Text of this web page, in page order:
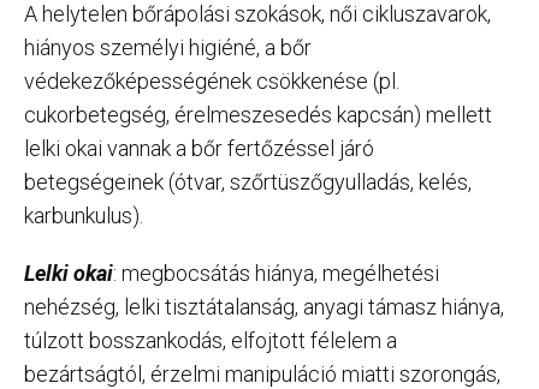
A helytelen bőrápolási szokások, női cikluszavarok,
hiányos személyi higiéné, a bőr
védekezőképességének csökkenése (pl.
cukorbetegség, érelmeszesedés kapcsán) mellett
lelki okai vannak a bőr fertőzéssel járó
betegségeinek (ótvar, szőrtüszőgyulladás, kelés,
karbunkulus).
Lelki okai: megbocsátás hiánya, megélhetési
nehézség, lelki tisztátalanság, anyagi támasz hiánya,
túlzott bosszankodás, elfojtott félelem a
bezártságtól, érzelmi manipuláció miatti szorongás,